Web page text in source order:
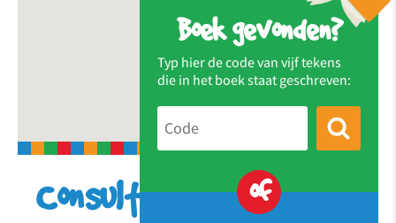
Boek gevonden?
Typ hier de code van vijf tekens
die in het boek staat geschreven:
of
Consultatiebureau